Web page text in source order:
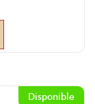
Disponible